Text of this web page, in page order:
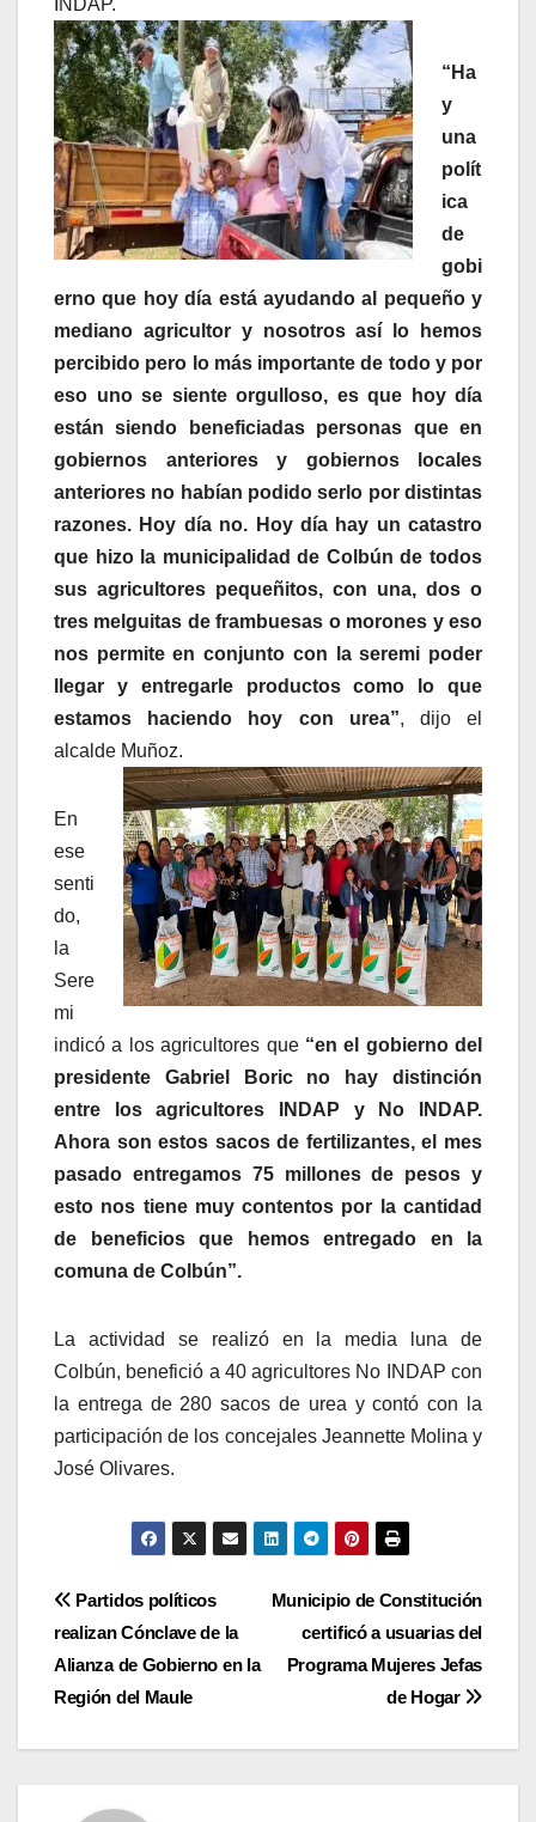
INDAP.
“Ha
y
una
polít
ica
de
gobi
erno que hoy día está ayudando al pequeño y
mediano agricultor y nosotros así lo hemos
percibido pero lo más importante de todo y por
eso uno se siente orgulloso, es que hoy día
están siendo beneficiadas personas que en
gobiernos anteriores y gobiernos locales
anteriores no habían podido serlo por distintas
razones. Hoy día no. Hoy día hay un catastro
que hizo la municipalidad de Colbún de todos
sus agricultores pequeñitos, con una, dos o
tres melguitas de frambuesas o morones y eso
nos permite en conjunto con la seremi poder
llegar y entregarle productos como lo que
estamos haciendo hoy con urea”, dijo el
alcalde Muñoz.
En
ese
senti
do,
la
Sere
mi
indicó a los agricultores que “en el gobierno del
presidente Gabriel Boric no hay distinción
entre los agricultores INDAP y No INDAP.
Ahora son estos sacos de fertilizantes, el mes
pasado entregamos 75 millones de pesos y
esto nos tiene muy contentos por la cantidad
de beneficios que hemos entregado en la
comuna de Colbún”.
La actividad se realizó en la media luna de
Colbún, benefició a 40 agricultores No INDAP con
la entrega de 280 sacos de urea y contó con la
participación de los concejales Jeannette Molina y
José Olivares.
Navegación
de
entradas
Municipio de Constitución
certificó a usuarias del
Programa Mujeres Jefas
de Hogar
Partidos políticos
realizan Cónclave de la
Alianza de Gobierno en la
Región del Maule